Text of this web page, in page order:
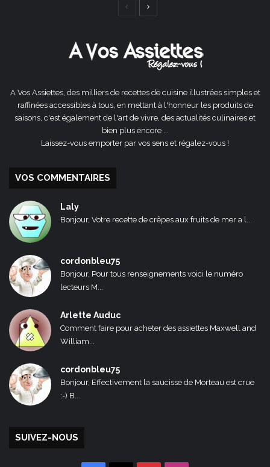
Page
A Vos Assiettes, des milliers de recettes de cuisine illustrées simples et
raffinées accessibles à tous, en mettant à l'honneur les produits de
saisons, c'est également de l'art de vivre, des actualités culinaires et
bien plus encore ...
Laissez-vous emporter par vos sens et régalez-vous !
VOS COMMENTAIRES
Laly
Bonjour, Votre recette de crêpes aux fruits de mer a l...
cordonbleu75
Bonjour, Pour tous renseignements voici le numéro
lecteurs M...
Arlette Auduc
Comment faire pour acheter des assiettes Maxwell and
William...
cordonbleu75
Bonjour, Effectivement la saucisse de Morteau est crue
:-) B...
SUIVEZ-NOUS